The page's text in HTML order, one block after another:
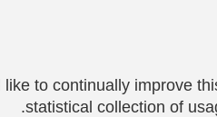
like to continually improve
statistical collection of